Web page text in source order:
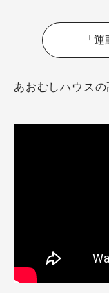
「
あおむしハウス